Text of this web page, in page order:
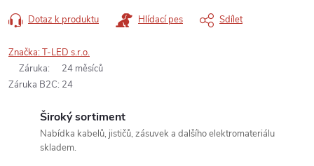
Dotaz k produktu Hlídací pes Sdílet
Značka:T-LED s.r.o.
Záruka:
24 měsíců
Záruka B2C: 24
Široký sortiment
Nabídka kabelů, jističů, zásuvek a dalšího elektromateriálu
skladem.